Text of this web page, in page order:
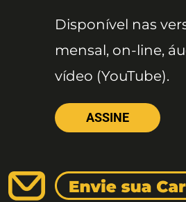
Disponível nas
mensal, on-line,
vídeo (YouTube).
ASSINE